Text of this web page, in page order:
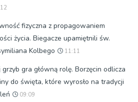
fizyczna z propagowaniem
życia. Biegacze upamiętnili św.
Kolbego
11:11
grzyb gra główną rolę. Borzęcin odlicza
do święta, które wyrosło na tradycji
09:09